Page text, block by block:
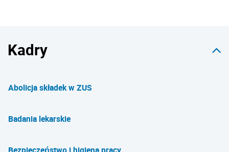
Kadry
Abolicja składek w ZUS
Badania lekarskie